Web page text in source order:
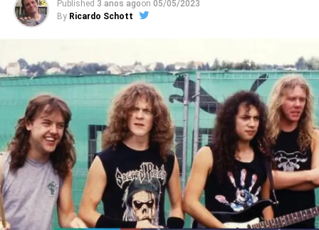
Published 3 anos agoon 05/05/2023
By Ricardo Schott